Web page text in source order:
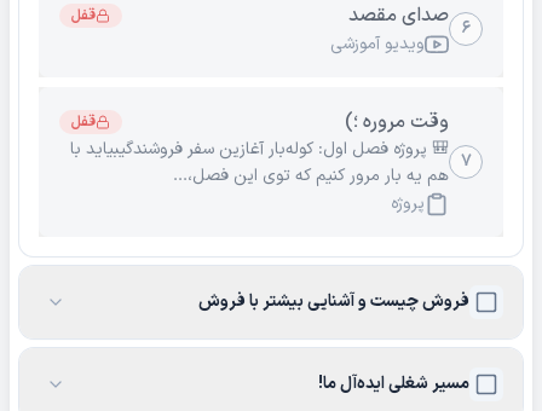
۶ صدای مقصد قفل
ویدیو آموزشی
۷
وقت مروره ؛) قفل
🎒 پروژه فصل اول: کوله‌بار آغازین سفر فروشندگیبیاید با
هم یه بار مرور کنیم که توی این فصل،...
پروژه
فروش چیست و آشنایی بیشتر با فروش
مسیر شغلی ایده‌آل ما!